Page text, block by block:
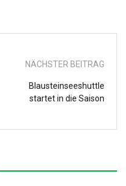
NÄCHSTER BEITRAG
Blausteinseeshuttle
startet in die Saison